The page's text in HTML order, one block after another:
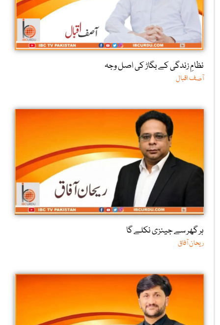
نظامِ زندگی کے بگاڑ کی اصل وجہ
آصف اقبال
ہر گھر سے جینزی نکلے گا
ریحان آفاق